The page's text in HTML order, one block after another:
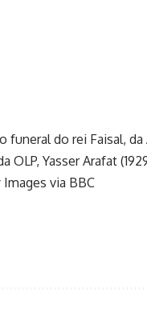
do rei Faisal,
OLP, Yasser Arafat
Images via BBC